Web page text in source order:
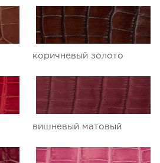
коричневый золото
вишневый матовый
Nardin
Zenith